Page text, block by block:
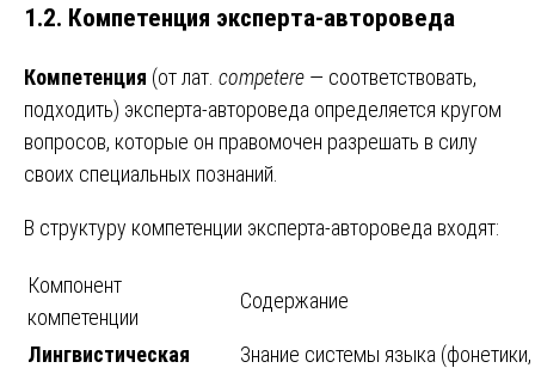
1.2. Компетенция эксперта-автороведа
Компетенция (от лат. competere — соответствовать,
подходить) эксперта-автороведа определяется кругом
вопросов, которые он правомочен разрешать в силу
своих специальных познаний.
В структуру компетенции эксперта-автороведа входят:
Компонент
компетенции
Содержание
Лингвистическая
Знание системы языка